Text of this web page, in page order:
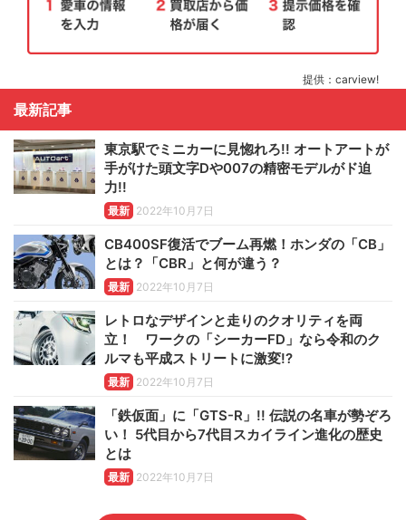
提供：carview!
最新記事
東京駅でミニカーに見惚れろ!! オートアートが
手がけた頭文字Dや007の精密モデルがド迫
力!!
最新 2022年10月7日
CB400SF復活でブーム再燃！ホンダの「CB」
とは？「CBR」と何が違う？
最新 2022年10月7日
レトロなデザインと走りのクオリティを両
立！ ワークの「シーカーFD」なら令和のク
ルマも平成ストリートに激変!?
最新 2022年10月7日
「鉄仮面」に「GTS-R」!! 伝説の名車が勢ぞろ
い！ 5代目から7代目スカイライン進化の歴史
とは
最新 2022年10月7日